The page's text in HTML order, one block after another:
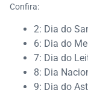
Confira:
2: Dia do
6: Dia do
7: Dia do
8: Dia
9: Dia do